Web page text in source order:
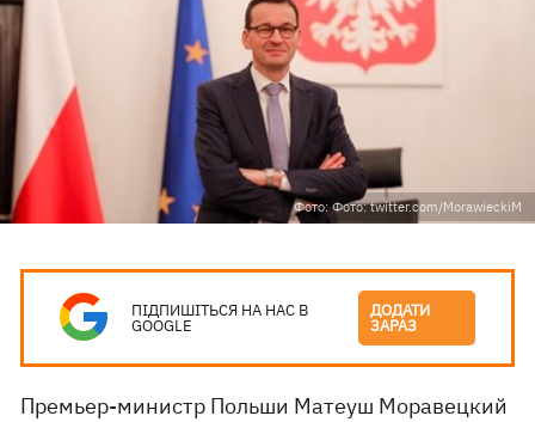
Фото: Фото: twitter.com/MorawieckiM
ПІДПИШІТЬСЯ НА НАС В
GOOGLE
ДОДАТИ
ЗАРАЗ
Премьер-министр Польши Матеуш Моравецкий